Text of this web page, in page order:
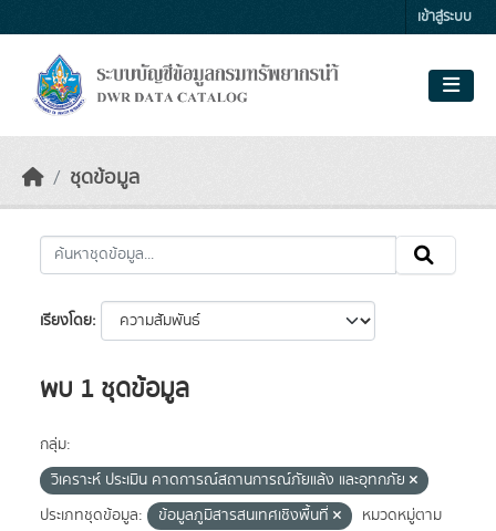
เข้าสู่ระบบ
ชุดข้อมูล
เรียงโดย
พบ 1 ชุดข้อมูล
กลุ่ม:
วิเคราะห์ ประเมิน คาดการณ์สถานการณ์ภัยแล้ง และอุทกภัย
ประเภทชุดข้อมูล:
ข้อมูลภูมิสารสนเทศเชิงพื้นที่
หมวดหมู่ตาม